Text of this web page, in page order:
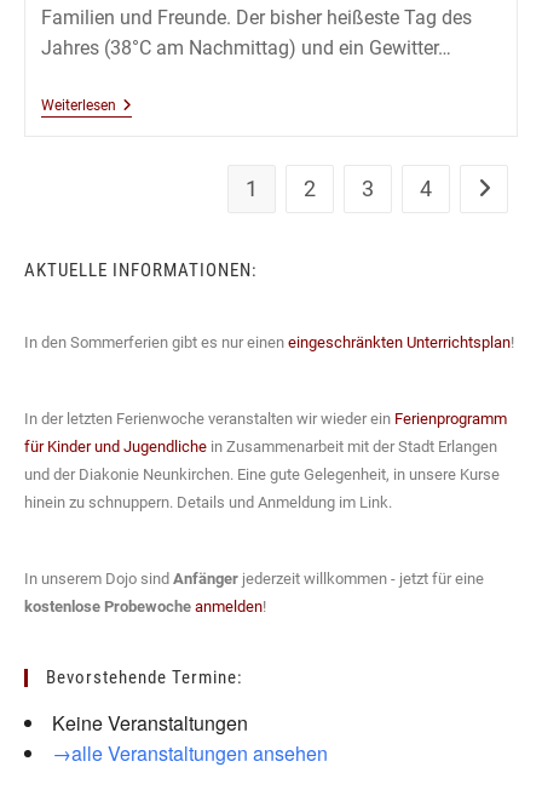
Familien und Freunde. Der bisher heißeste Tag des
Jahres (38°C am Nachmittag) und ein Gewitter…
WeiterlesenSommerfest
1 2 3 4 Zur
AKTUELLE INFORMATIONEN:
In den Sommerferien gibt es nur einen eingeschränkten Unterrichtsplan!
In der letzten Ferienwoche veranstalten wir wieder ein Ferienprogramm
für Kinder und Jugendliche in Zusammenarbeit mit der Stadt Erlangen
und der Diakonie Neunkirchen. Eine gute Gelegenheit, in unsere Kurse
hinein zu schnuppern. Details und Anmeldung im Link.
In unserem Dojo sind Anfänger jederzeit willkommen - jetzt für eine
kostenlose Probewoche anmelden!
Bevorstehende Termine:
Keine Veranstaltungen
→alle Veranstaltungen ansehen